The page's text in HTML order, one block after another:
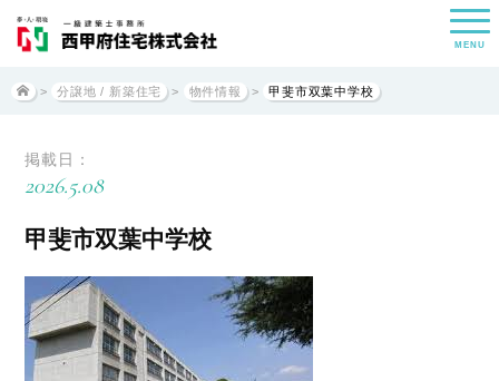
MENU
> 分譲地 / 新築住宅 > 物件情報 > 甲斐市双葉中学校
掲載日：
2026.5.08
甲斐市双葉中学校